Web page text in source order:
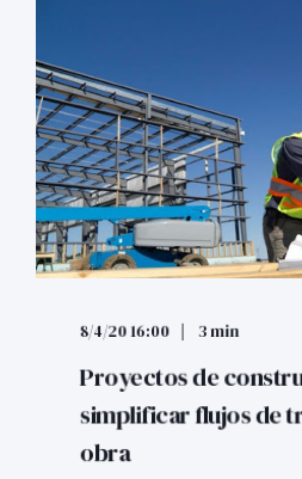
8/4/20 16:00 3 min
Proyectos de
simplificar flujos de
obra